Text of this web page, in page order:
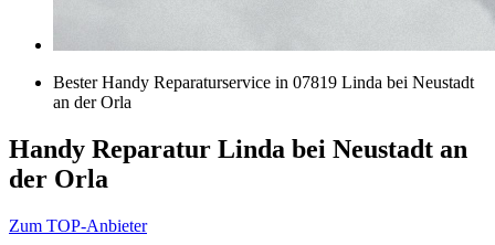
Bester Handy Reparaturservice in 07819 Linda bei Neustadt
an der Orla
Handy Reparatur Linda bei Neustadt an
der Orla
Zum TOP-Anbieter